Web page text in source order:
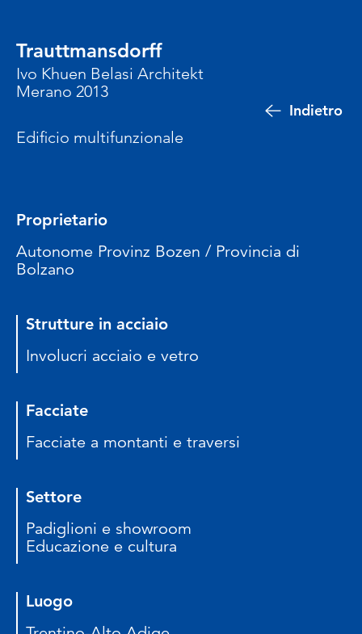
Indietro
Trauttmansdorff
Ivo Khuen Belasi Architekt
Merano 2013
Edificio multifunzionale
Proprietario
Autonome Provinz Bozen / Provincia di
Bolzano
Strutture in acciaio
Involucri acciaio e vetro
Facciate
Facciate a montanti e traversi
Settore
Padiglioni e showroom
Educazione e cultura
Luogo